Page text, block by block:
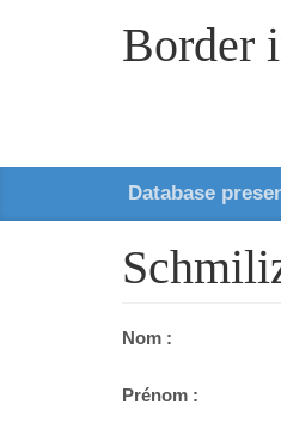
Border
Database
Nom :
Prénom :